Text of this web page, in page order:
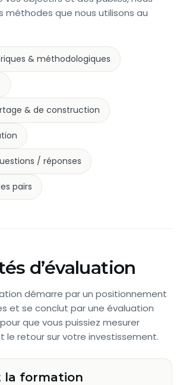
méthodes que nous utilisons au
& méthodologiques
& de construction
/ réponses
pairs
d’évaluation
démarre par un positionnement
et se conclut par une évaluation
que vous puissiez mesurer
le retour sur votre investissement.
la formation